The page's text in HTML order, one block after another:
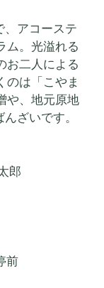
、アコーステ
ム。光溢れる
お二人による
のは「こやま
や、地元原地
ざいです。
郎
前